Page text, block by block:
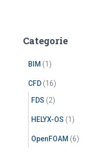
Categorie
BIM (1)
CFD (16)
FDS (2)
HELYX-OS (1)
OpenFOAM (6)